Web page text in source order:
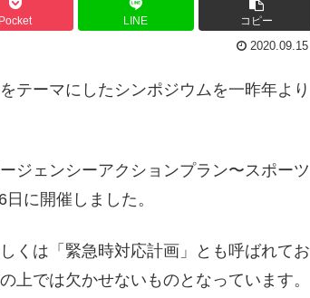
Pocket LINE コピー
2020.09.15
テーマにしたシンポジウムを一昨年より
ジェンシーアクションプラン〜スポーツ
に開催しました。
くは「緊急時対応計画」とも呼ばれてお
上では欠かせないものとなっています。